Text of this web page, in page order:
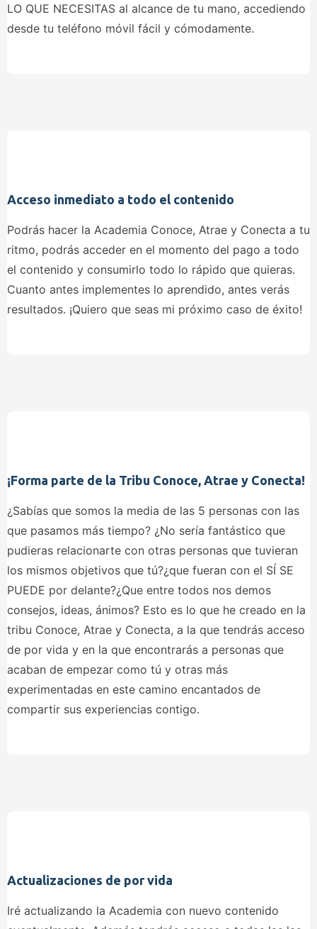
LO QUE NECESITAS al alcance de tu mano, accediendo
desde tu teléfono móvil fácil y cómodamente.
Acceso inmediato a todo el contenido
Podrás hacer la Academia Conoce, Atrae y Conecta a tu
ritmo, podrás acceder en el momento del pago a todo
el contenido y consumirlo todo lo rápido que quieras.
Cuanto antes implementes lo aprendido, antes verás
resultados. ¡Quiero que seas mi próximo caso de éxito!
¡Forma parte de la Tribu Conoce, Atrae y Conecta!
¿Sabías que somos la media de las 5 personas con las
que pasamos más tiempo? ¿No sería fantástico que
pudieras relacionarte con otras personas que tuvieran
los mismos objetivos que tú?¿que fueran con el SÍ SE
PUEDE por delante?¿Que entre todos nos demos
consejos, ideas, ánimos? Esto es lo que he creado en la
tribu Conoce, Atrae y Conecta, a la que tendrás acceso
de por vida y en la que encontrarás a personas que
acaban de empezar como tú y otras más
experimentadas en este camino encantados de
compartir sus experiencias contigo.
Actualizaciones de por vida
Iré actualizando la Academia con nuevo contenido